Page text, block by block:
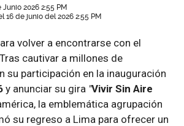
Junio 2026 2:55 PM
16 de junio del 2026 2:55 PM
volver a encontrarse con el
cautivar a millones de
su participación en la inauguración
y anunciar su gira "Vivir Sin Aire
la emblemática agrupación
su regreso a Lima para ofrecer un